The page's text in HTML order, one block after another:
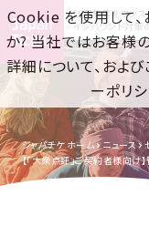
訪日集客をワンス
インバウンド対策
ジャパチケ ホーム ニュース
【「大衆点評」ご契約者様向
Cookie を使用して
か? 当社ではお客様
詳細について、およ
ーポリ